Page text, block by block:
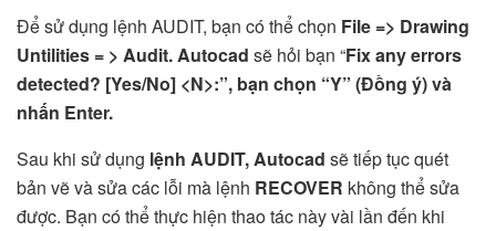
Để sử dụng lệnh AUDIT, bạn có thể chọn File => Drawing
Untilities = > Audit. Autocad sẽ hỏi bạn “Fix any errors
detected? [Yes/No] <N>:”, bạn chọn “Y” (Đồng ý) và
nhấn Enter.
Sau khi sử dụng lệnh AUDIT, Autocad sẽ tiếp tục quét
bản vẽ và sửa các lỗi mà lệnh RECOVER không thể sửa
được. Bạn có thể thực hiện thao tác này vài lần đến khi